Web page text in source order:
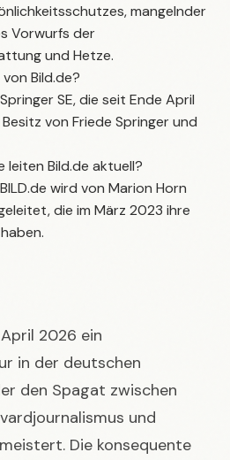
mangelnder
Vorwurfs der
und Hetze.
Bild.de?
SE, die seit Ende April
von Friede Springer und
leiten Bild.de aktuell?
wird von Marion Horn
die im März 2023 ihre
2026 ein
in der deutschen
den Spagat zwischen
und
Die konsequente